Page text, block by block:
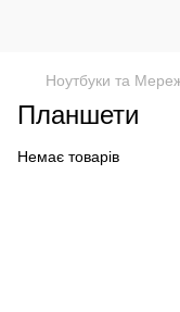
Ноутбуки та
Планшети
Немає товарів